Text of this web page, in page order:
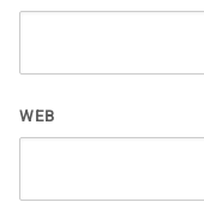
WEB